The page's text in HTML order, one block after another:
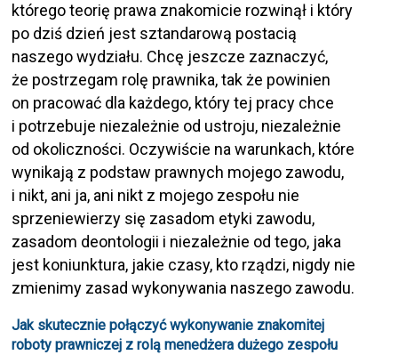
którego teorię prawa znakomicie rozwinął i który
po dziś dzień jest sztandarową postacią
naszego wydziału. Chcę jeszcze zaznaczyć,
że postrzegam rolę prawnika, tak że powinien
on pracować dla każdego, który tej pracy chce
i potrzebuje niezależnie od ustroju, niezależnie
od okoliczności. Oczywiście na warunkach, które
wynikają z podstaw prawnych mojego zawodu,
i nikt, ani ja, ani nikt z mojego zespołu nie
sprzeniewierzy się zasadom etyki zawodu,
zasadom deontologii i niezależnie od tego, jaka
jest koniunktura, jakie czasy, kto rządzi, nigdy nie
zmienimy zasad wykonywania naszego zawodu.
Jak skutecznie połączyć wykonywanie znakomitej
roboty prawniczej z rolą menedżera dużego zespołu